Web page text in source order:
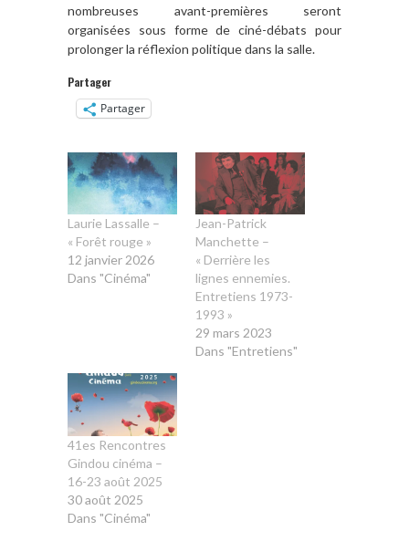
nombreuses avant-premières seront
organisées sous forme de ciné-débats pour
prolonger la réflexion politique dans la salle.
Partager
Partager
Laurie Lassalle –
« Forêt rouge »
12 janvier 2026
Dans "Cinéma"
Jean-Patrick
Manchette –
« Derrière les
lignes ennemies.
Entretiens 1973-
1993 »
29 mars 2023
Dans "Entretiens"
41es Rencontres
Gindou cinéma –
16-23 août 2025
30 août 2025
Dans "Cinéma"